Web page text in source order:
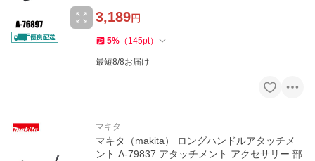
3,189円
5% （ 145pt）
最短8/8お届け
マキタ
マキタ（makita） ロングハンドルアタッチメ
ント A-79837 アタッチメント アクセサリー 部